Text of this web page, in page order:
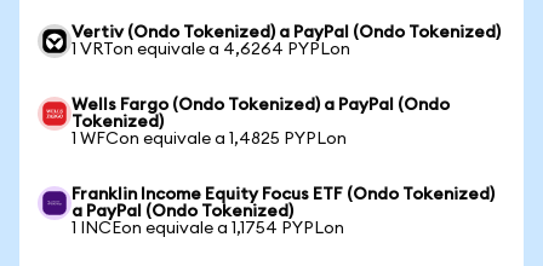
Vertiv (Ondo Tokenized) a PayPal (Ondo Tokenized)
1 VRTon equivale a 4,6264 PYPLon
Wells Fargo (Ondo Tokenized) a PayPal (Ondo
Tokenized)
1 WFCon equivale a 1,4825 PYPLon
Franklin Income Equity Focus ETF (Ondo Tokenized)
a PayPal (Ondo Tokenized)
1 INCEon equivale a 1,1754 PYPLon